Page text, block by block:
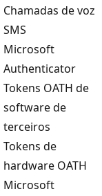
Chamadas de voz
SMS
Microsoft
Authenticator
Tokens OATH de
software de
terceiros
Tokens de
hardware OATH
Microsoft